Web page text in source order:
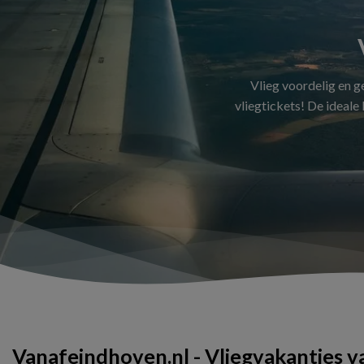
Vlieg voordelig en
vliegtickets! De ideale
Vanafeindhoven.nl - Vliegvakanties